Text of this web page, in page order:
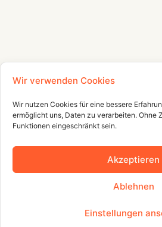
Wir verwenden Cookies
Wir nutzen Cookies für eine bessere
ermöglicht uns, Daten zu verarbeiten. Ohne
Funktionen eingeschränkt sein.
Akzeptieren
Ablehnen
Einstellungen